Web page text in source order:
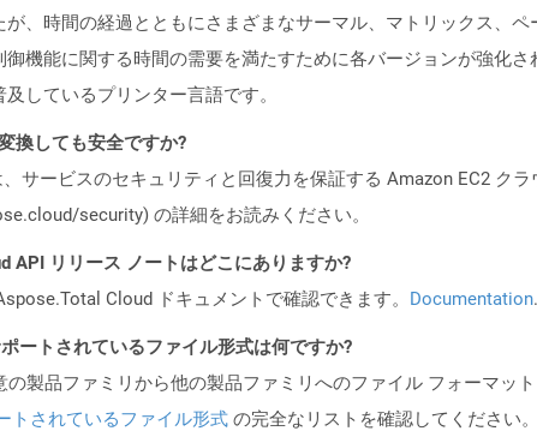
、時間の経過とともにさまざまなサーマル、マトリックス、
機能に関する時間の需要を満たすために各バージョンが強化
しているプリンター言語です。
換しても安全ですか?
サービスのセキュリティと回復力を保証する Amazon EC2 ク
security) の詳細をお読みください。
API リリース ノートはどこにありますか?
Cloud ドキュメントで確認できます。 Documentation.
ートされているファイル形式は何ですか?
製品ファミリから他の製品ファミリへのファイル フォーマット
トされているファイル形式 の完全なリストを確認してください。